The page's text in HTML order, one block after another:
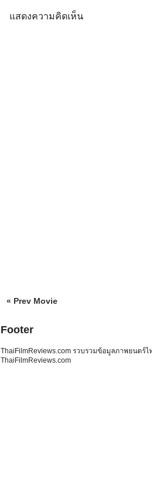
แสดงความคิดเห็น
« Prev Movie
Footer
ThaiFilmReviews.com รวบรวมข้อมูลภาพยนตร์
ThaiFilmReviews.com